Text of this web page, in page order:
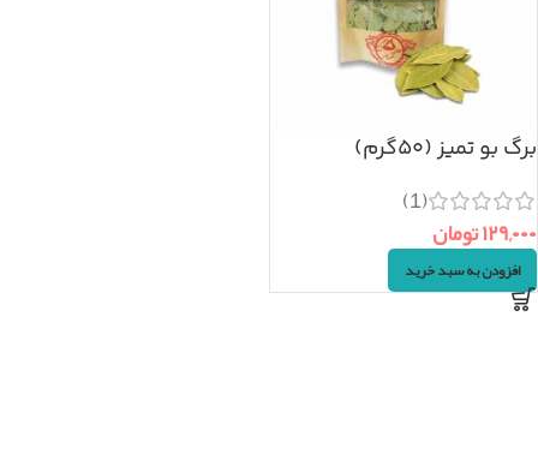
برگ بو تمیز (۵۰گرم)
(1)
۱۲۹,۰۰۰تومان
افزودن به سبد خرید